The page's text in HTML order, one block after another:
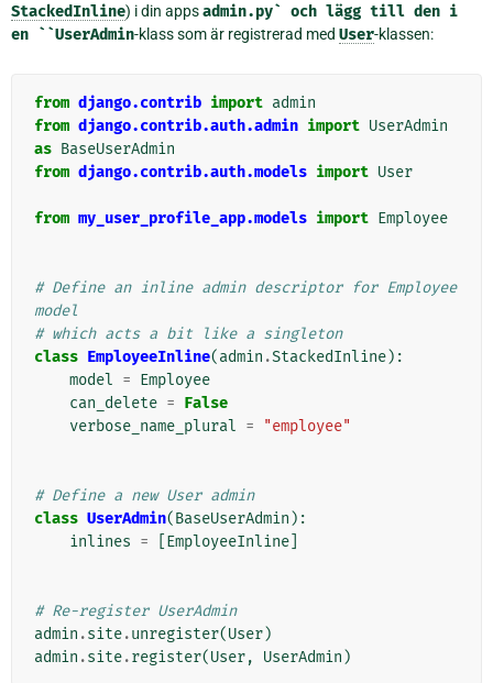
StackedInline) i din appsadmin.py` och lägg till den i
en ``UserAdmin-klass som är registrerad med User-klassen:
from django.contrib import admin
from django.contrib.auth.admin import UserAdmin
as BaseUserAdmin
from django.contrib.auth.models import User
from my_user_profile_app.models import Employee
# Define an inline admin descriptor for Employee
model
# which acts a bit like a singleton
class EmployeeInline(admin .StackedInline):
model = Employee
can_delete = False
verbose_name_plural = "employee"
# Define a new User admin
class UserAdmin(BaseUserAdmin ):
inlines = EmployeeInline
# Re-register UserAdmin
admin .site.unregister(User)
admin .site.register(User, UserAdmin )